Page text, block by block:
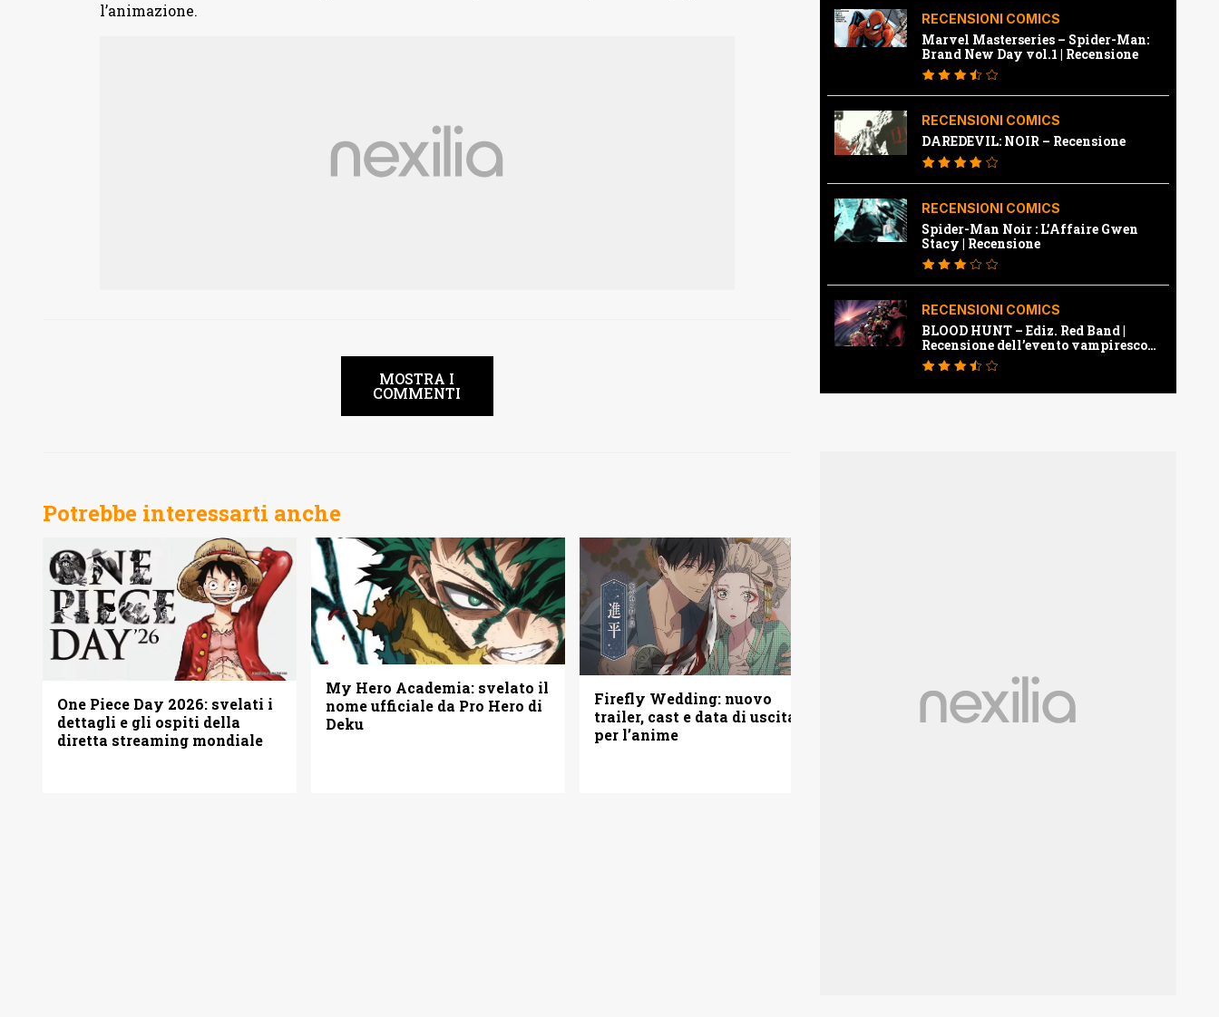
l’animazione.
MOSTRA I
COMMENTI
Potrebbe interessarti anche
One Piece Day 2026: svelati i
dettagli e gli ospiti della
diretta streaming mondiale
My Hero Academia: svelato il
nome ufficiale da Pro Hero di
Deku
Firefly Wedding: nuovo
trailer, cast e data di uscita
per l’anime
RECENSIONI COMICS
Marvel Masterseries – Spider-Man:
Brand New Day vol.1 | Recensione
RECENSIONI COMICS
DAREDEVIL: NOIR – Recensione
RECENSIONI COMICS
Spider-Man Noir : L’Affaire Gwen
Stacy | Recensione
RECENSIONI COMICS
BLOOD HUNT – Ediz. Red Band |
Recensione dell’evento vampiresco
della Marvel